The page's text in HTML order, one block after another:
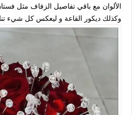
الألوان مع باقي تفاصيل الزفاف مثل
وكذلك ديكور القاعة و ليعكس كل شيء